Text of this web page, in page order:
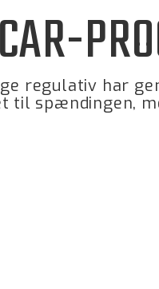
regulativ har
til spændingen,